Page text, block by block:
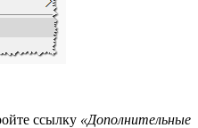
ссылку «Дополнительные